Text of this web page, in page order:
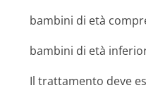
bambini di età
bambini di età
Il trattamento deve